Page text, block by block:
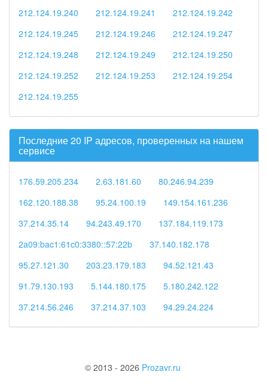
212.124.19.240
212.124.19.241
212.124.19.242
212.124.19.245
212.124.19.246
212.124.19.247
212.124.19.248
212.124.19.249
212.124.19.250
212.124.19.252
212.124.19.253
212.124.19.254
212.124.19.255
Последние 20 IP адресов, проверенных на нашем
сервисе
176.59.205.234 2.63.181.60
80.246.94.239
162.120.188.38
95.24.100.19
149.154.161.236
37.214.35.14
94.243.49.170
137.184.119.173
2a09:bac1:61c0:3380::57:22b
37.140.182.178
95.27.121.30
203.23.179.183
94.52.121.43
91.79.130.193
5.144.180.175
5.180.242.122
37.214.56.246
37.214.37.103 94.29.24.224
© 2013 - 2026 Prozavr.ru